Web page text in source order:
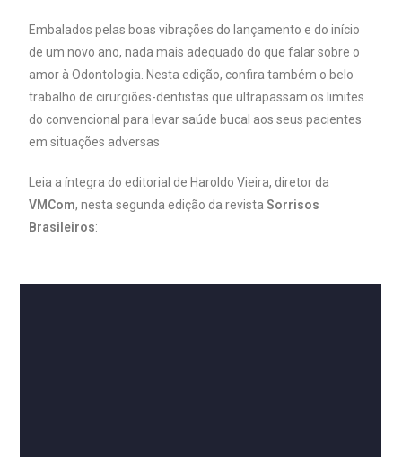
Embalados pelas boas vibrações do lançamento e do início
de um novo ano, nada mais adequado do que falar sobre o
amor à Odontologia. Nesta edição, confira também o belo
trabalho de cirurgiões-dentistas que ultrapassam os limites
do convencional para levar saúde bucal aos seus pacientes
em situações adversas
Leia a íntegra do editorial de Haroldo Vieira, diretor da
VMCom, nesta segunda edição da revista Sorrisos
Brasileiros: